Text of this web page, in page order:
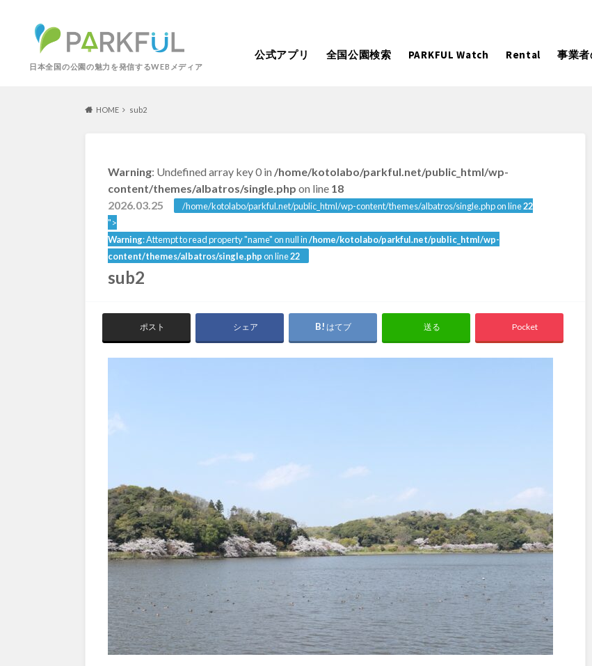
日本全国の公園の魅力を発信するWEBメディア
公式アプリ 全国公園検索 PARKFUL Watch Rental 事業
芝生広場 幼児向け 大型遊具 ピックアップ1000公園
景色が良い 水遊び テニスコート 野球場 紅葉の名所
カフェ・レストラン 動物
アスレチックコース バスケットボール 彫刻・アート 桜・梅の名所
イ
北海道・東北
北海道
埼玉
三重 滋賀 京都 大阪
中国・四国
鳥取 島根 岡山 広島
梅・桜の名所 景色が良い テ
紅葉の名所
動物園・ふれあい 歴史・文化財 紅
屋内遊び場 彫
コトブキ事例 洋式庭園 ドッグラン ロ
夜景スポット Pickup 花の名所 プ
イ
ス
HOME sub2
Warning: Undefined array key 0 in /home/kotolabo/parkful.net/public_html/wp-
content/themes/albatros/single.php on line 18
2026.03.25
/home/kotolabo/parkful.net/public_html/wp-content/themes/albatros/single.php on line22
">
Warning: Attempt to read property "name" on null in /home/kotolabo/parkful.net/public_html/wp-
content/themes/albatros/single.phpon line22
sub2
ポスト シェア はてブ 送る Pocket